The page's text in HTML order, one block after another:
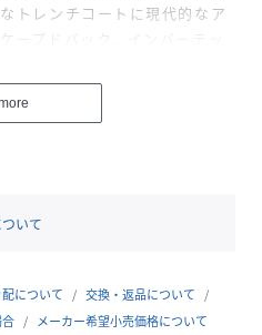
トレンチコートに現代的なア
ープドバック、インバーテッ
う、襟周りや肩まわりをすっ
います。袖に関してはシャー
の日本の技術でアップデー
触りとしなやかな風合いを実
いて
について
交換・返品について
メーカー希望小売価格について